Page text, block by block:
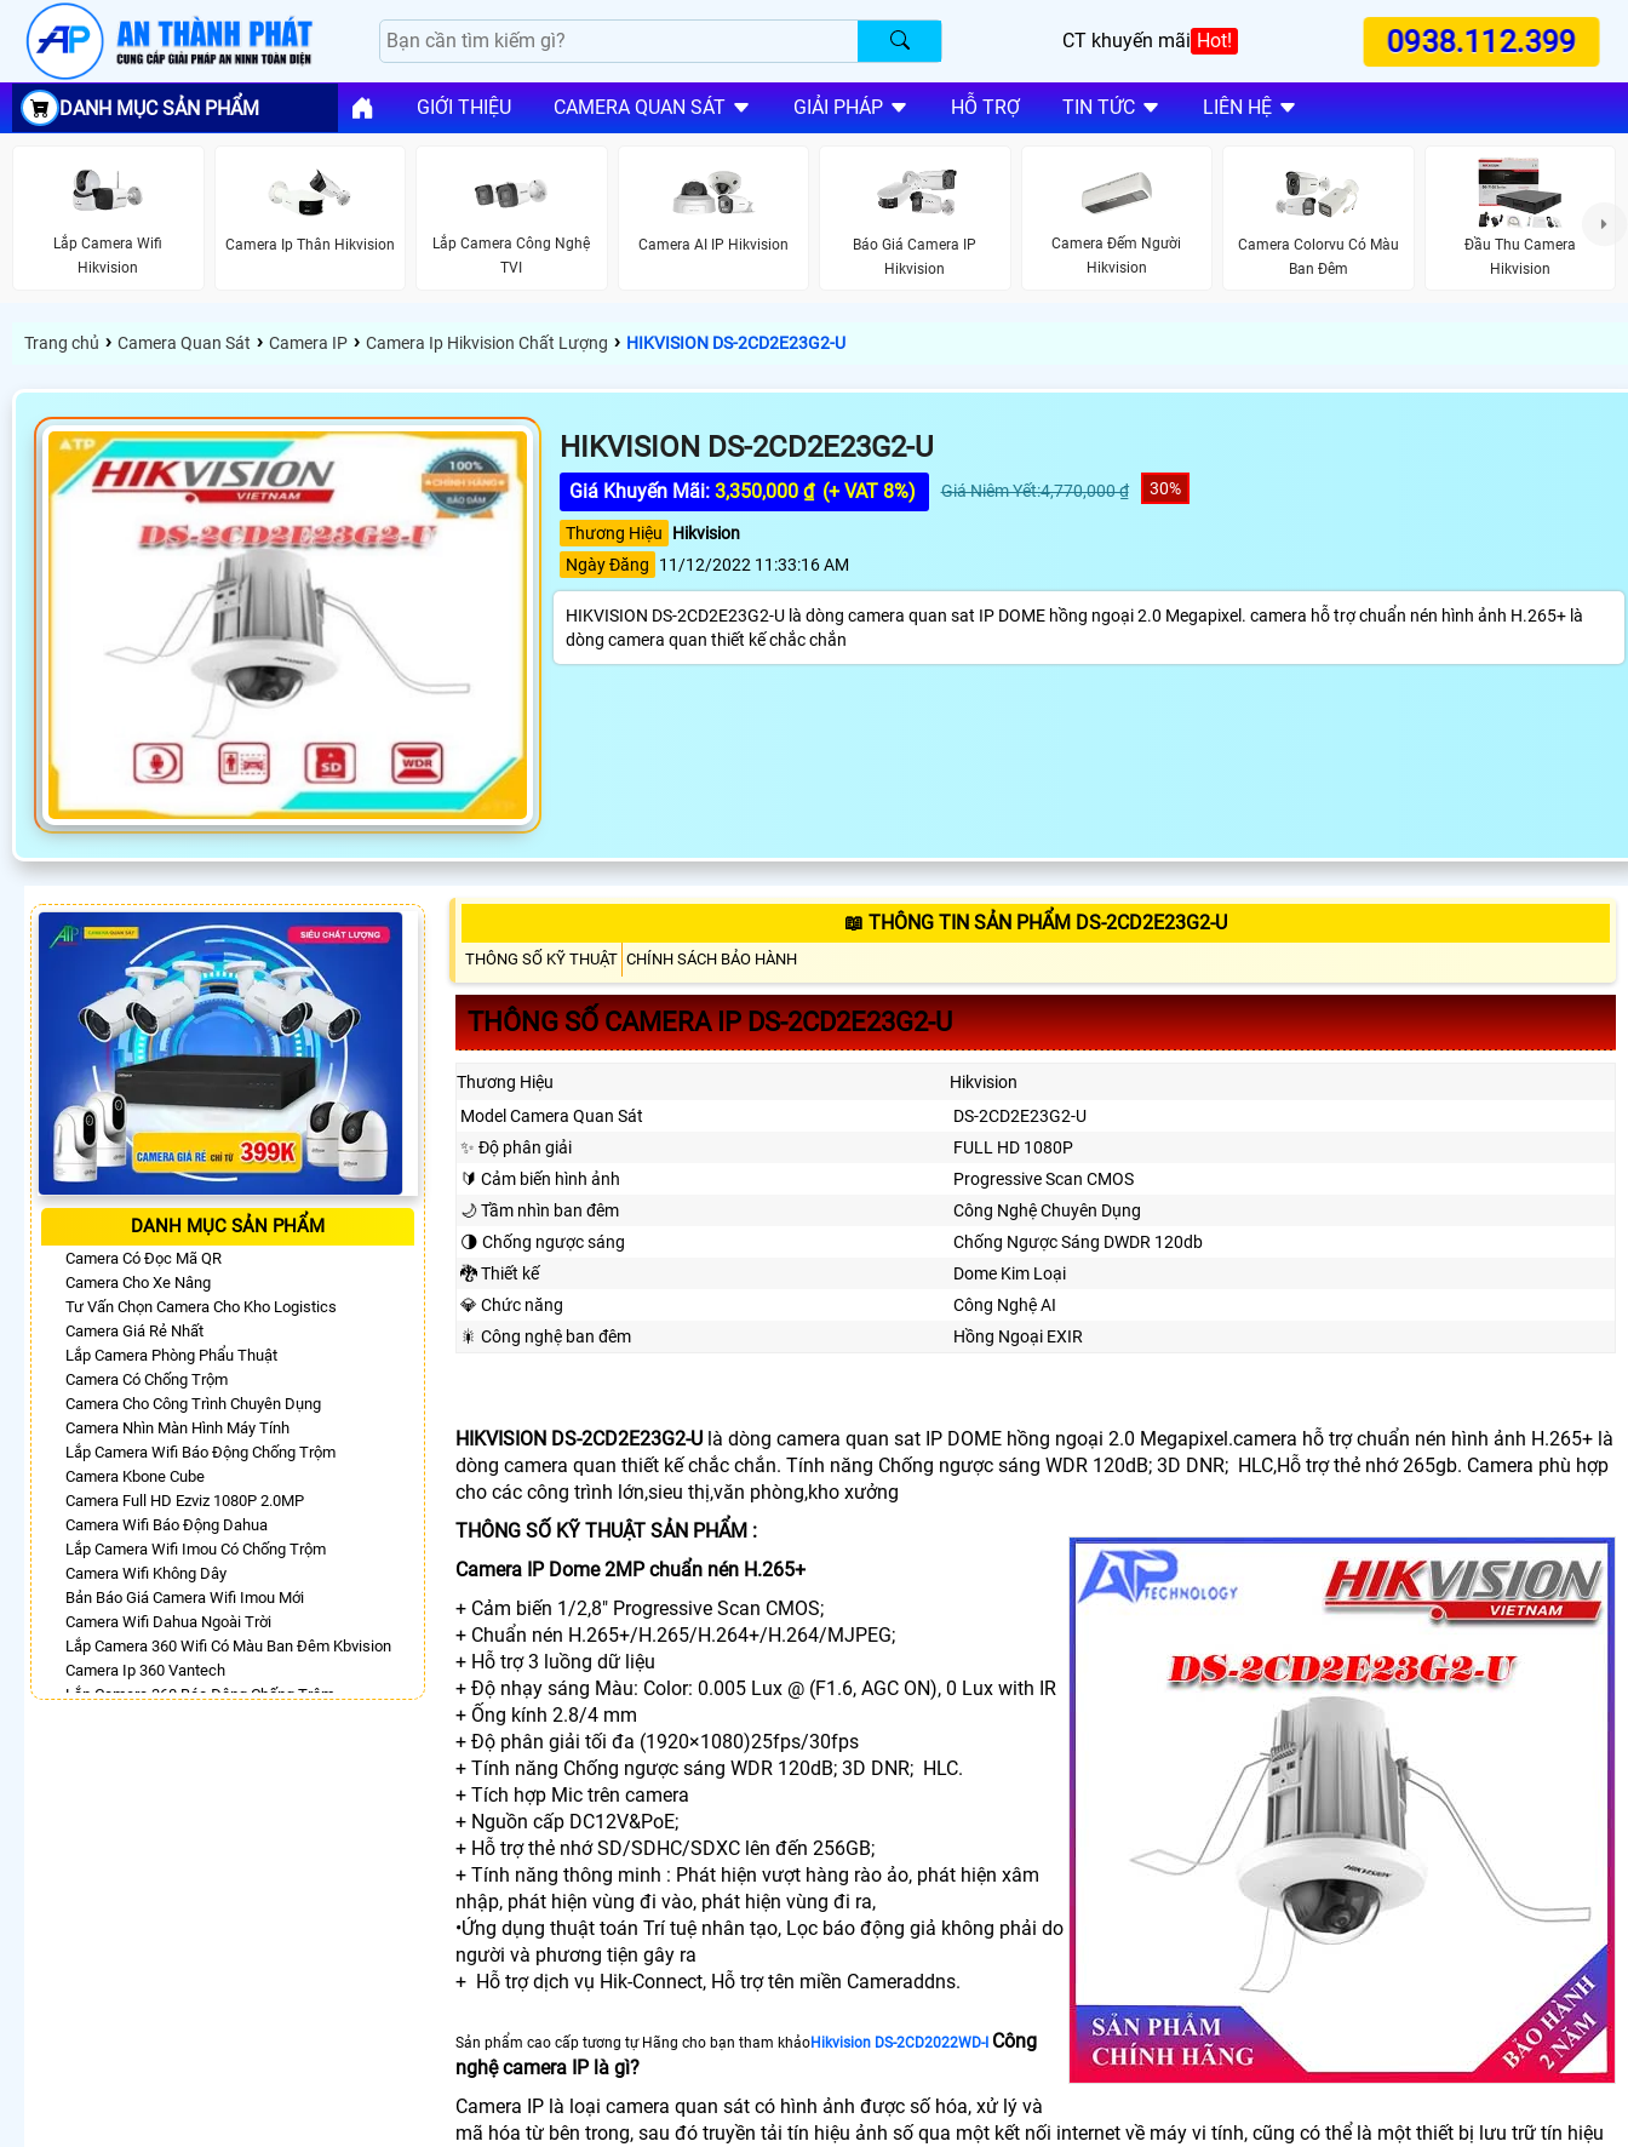
CT khuyến mãi Hot! 0938.112.399
DANH MỤC SẢN PHẨM GIỚI THIỆU CAMERA QUAN SÁT GIẢI PHÁP HỖ TRỢ TIN TỨC LIÊN HỆ
Lắp Camera Wifi
Hikvision
Camera Ip Thân Hikvision
Lắp Camera Công Nghệ
TVI
Camera AI IP Hikvision
Báo Giá Camera IP
Hikvision
Camera Đếm Người
Hikvision
Camera Colorvu Có Màu
Ban Đêm
Đầu Thu Camera
Hikvision
Trang chủ › Camera Quan Sát › Camera IP › Camera Ip Hikvision Chất Lượng › HIKVISION DS-2CD2E23G2-U
HIKVISION DS-2CD2E23G2-U
Giá Khuyến Mãi: 3,350,000 ₫ (+ VAT 8%) Giá Niêm Yết:4,770,000 ₫ 30%
Thương Hiệu
Hikvision
Ngày Đăng
11/12/2022 11:33:16 AM
HIKVISION DS-2CD2E23G2-U là dòng camera quan sat IP DOME hồng ngoại 2.0 Megapixel. camera hỗ trợ chuẩn nén hình ảnh H.265+ là
dòng camera quan thiết kế chắc chắn
DANH MỤC SẢN PHẨM
Camera Có Đọc Mã QR
Camera Cho Xe Nâng
Tư Vấn Chọn Camera Cho Kho Logistics
Camera Giá Rẻ Nhất
Lắp Camera Phòng Phẩu Thuật
Camera Có Chống Trộm
Camera Cho Công Trình Chuyên Dụng
Camera Nhìn Màn Hình Máy Tính
Lắp Camera Wifi Báo Động Chống Trộm
Camera Kbone Cube
Camera Full HD Ezviz 1080P 2.0MP
Camera Wifi Báo Động Dahua
Lắp Camera Wifi Imou Có Chống Trộm
Camera Wifi Không Dây
Bản Báo Giá Camera Wifi Imou Mới
Camera Wifi Dahua Ngoài Trời
Lắp Camera 360 Wifi Có Màu Ban Đêm Kbvision
Camera Ip 360 Vantech
Lắp Camera 360 Báo Động Chống Trộm
📖 THÔNG TIN SẢN PHẨM DS-2CD2E23G2-U
THÔNG SỐ KỸ THUẬT CHÍNH SÁCH BẢO HÀNH
THÔNG SỐ CAMERA IP DS-2CD2E23G2-U
Thương Hiệu
Hikvision
Model Camera Quan Sát
DS-2CD2E23G2-U
✨ Độ phân giải
FULL HD 1080P
🔰 Cảm biến hình ảnh
Progressive Scan CMOS
🌙 Tầm nhìn ban đêm
Công Nghệ Chuyên Dụng
🌗 Chống ngược sáng
Chống Ngược Sáng DWDR 120db
🐉️ Thiết kế
Dome Kim Loại
💎 Chức năng
Công Nghệ AI
🎇 Công nghệ ban đêm
Hồng Ngoại EXIR
HIKVISION DS-2CD2E23G2-U là dòng camera quan sat IP DOME hồng ngoại 2.0 Megapixel.camera hỗ trợ chuẩn nén hình ảnh H.265+ là
dòng camera quan thiết kế chắc chắn. Tính năng Chống ngược sáng WDR 120dB; 3D DNR; HLC,Hỗ trợ thẻ nhớ 265gb. Camera phù hợp
cho các công trình lớn,sieu thị,văn phòng,kho xưởng
THÔNG SỐ KỸ THUẬT SẢN PHẨM :
Camera IP Dome 2MP chuẩn nén H.265+
+ Cảm biến 1/2,8" Progressive Scan CMOS;
+ Chuẩn nén H.265+/H.265/H.264+/H.264/MJPEG;
+ Hỗ trợ 3 luồng dữ liệu
+ Độ nhạy sáng Màu: Color: 0.005 Lux @ (F1.6, AGC ON), 0 Lux with IR
+ Ống kính 2.8/4 mm
+ Độ phân giải tối đa (1920×1080)25fps/30fps
+ Tính năng Chống ngược sáng WDR 120dB; 3D DNR; HLC.
+ Tích hợp Mic trên camera
+ Nguồn cấp DC12V&PoE;
+ Hỗ trợ thẻ nhớ SD/SDHC/SDXC lên đến 256GB;
+ Tính năng thông minh : Phát hiện vượt hàng rào ảo, phát hiện xâm
nhập, phát hiện vùng đi vào, phát hiện vùng đi ra,
•Ứng dụng thuật toán Trí tuệ nhân tạo, Lọc báo động giả không phải do
người và phương tiện gây ra
+ Hỗ trợ dịch vụ Hik-Connect, Hỗ trợ tên miền Cameraddns.
Sản phẩm cao cấp tương tự Hãng cho bạn tham khảoHikvision DS-2CD2022WD-I Công
nghệ camera IP là gì?
Camera IP là loại camera quan sát có hình ảnh được số hóa, xử lý và
mã hóa từ bên trong, sau đó truyền tải tín hiệu ảnh số qua một kết nối internet về máy vi tính, cũng có thể là một thiết bị lưu trữ tín hiệu